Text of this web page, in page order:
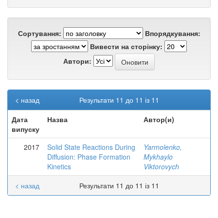
Сортування:
Впорядкування:
Вивести на сторінку:
Автори:
Результати 11 до 11 із 11
< назад
Дата
випуску
Назва Автор(и)
2017
Solid State Reactions During
Diffusion: Phase Formation
Kinetics
Yarmolenko,
Mykhaylo
Viktorovych
Результати 11 до 11 із 11
< назад